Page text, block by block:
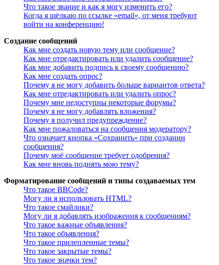
Что такое звание и как я могу изменить его?
Когда я щёлкаю по ссылке «email», от меня требуют
войти на конференцию!
Создание сообщений
Как мне создать новую тему или сообщение?
Как мне отредактировать или удалить сообщение?
Как мне добавить подпись к своему сообщению?
Как мне создать опрос?
Почему я не могу добавить больше вариантов ответа?
Как мне отредактировать или удалить опрос?
Почему мне недоступны некоторые форумы?
Почему я не могу добавлять вложения?
Почему я получил предупреждение?
Как мне пожаловаться на сообщения модератору?
Что означает кнопка «Сохранить» при создании
сообщения?
Почему моё сообщение требует одобрения?
Как мне вновь поднять мою тему?
Форматирование сообщений и типы создаваемых тем
Что такое BBCode?
Могу ли я использовать HTML?
Что такое смайлики?
Могу ли я добавлять изображения к сообщениям?
Что такое важные объявления?
Что такое объявления?
Что такое прилепленные темы?
Что такое закрытые темы?
Что такое значки тем?